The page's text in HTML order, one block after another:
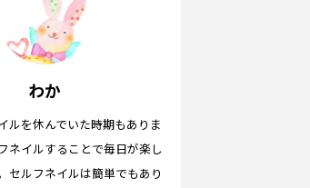
わか
ルを休んでいた時期もありま
ネイルすることで毎日が楽し
セルフネイルは簡単でもあり